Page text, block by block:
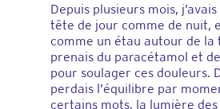
Depuis plusieurs mois,
tête de jour comme de nuit,
comme un étau autour de la
prenais du paracétamol et
pour soulager ces douleurs.
perdais l’équilibre par
certains mots, la lumière